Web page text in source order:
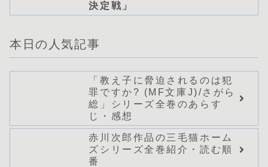
決定戦」
本日の人気記事
「教え子に脅迫されるのは犯
罪ですか? (MF文庫J)/さがら
総」シリーズ全巻のあらす
じ・感想
赤川次郎作品の三毛猫ホーム
ズシリーズ全巻紹介・読む順
番